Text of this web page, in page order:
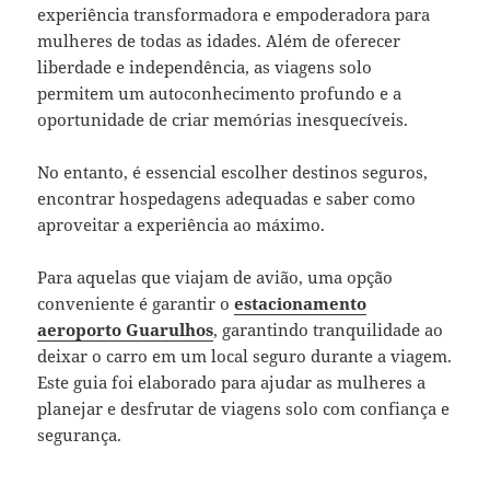
experiência transformadora e empoderadora para
mulheres de todas as idades. Além de oferecer
liberdade e independência, as viagens solo
permitem um autoconhecimento profundo e a
oportunidade de criar memórias inesquecíveis.
No entanto, é essencial escolher destinos seguros,
encontrar hospedagens adequadas e saber como
aproveitar a experiência ao máximo.
Para aquelas que viajam de avião, uma opção
conveniente é garantir oestacionamento
aeroporto Guarulhos, garantindo tranquilidade ao
deixar o carro em um local seguro durante a viagem.
Este guia foi elaborado para ajudar as mulheres a
planejar e desfrutar de viagens solo com confiança e
segurança.